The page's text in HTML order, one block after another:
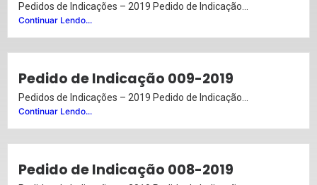
Pedidos de Indicações – 2019 Pedido de Indicação...
Continuar Lendo...
Pedido de Indicação 009-2019
Pedidos de Indicações – 2019 Pedido de Indicação...
Continuar Lendo...
Pedido de Indicação 008-2019